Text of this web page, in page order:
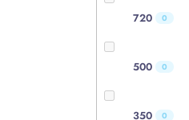
720 0
500 0
350 0